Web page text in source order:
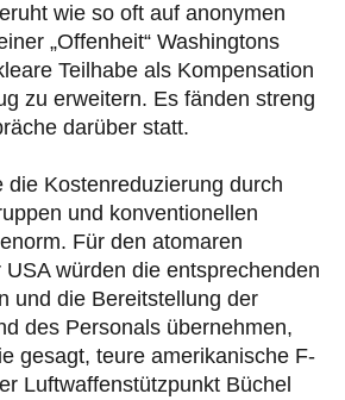
wie so oft auf anonymen
„Offenheit“ Washingtons
Teilhabe als Kompensation
zu erweitern. Es fänden streng
darüber statt.
die Kostenreduzierung durch
und konventionellen
Für den atomaren
würden die entsprechenden
und die Bereitstellung der
des Personals übernehmen,
gesagt, teure amerikanische F-
Luftwaffenstützpunkt Büchel